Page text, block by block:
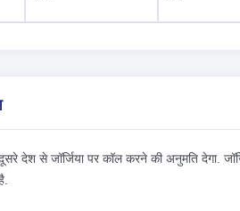
देश से जॉर्जिया पर कॉल करने की अनुमति देगा.